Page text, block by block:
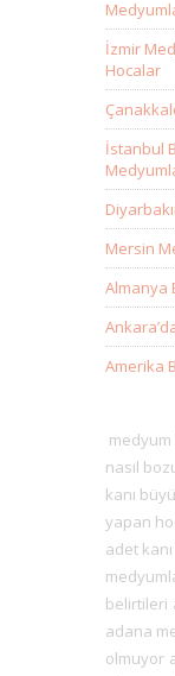
İzmir
Hocalar
İstanbul
Mersin
Almanya
Amerika
nasıl
kanı
yapan
adet
belirtileri
adana
olmuyor